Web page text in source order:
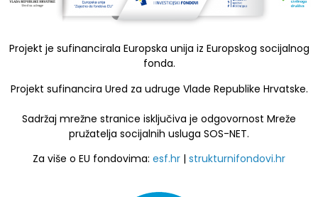
Projekt je sufinancirala Europska unija iz Europskog socijalnog
fonda.
Projekt sufinancira Ured za udruge Vlade Republike Hrvatske.
Sadržaj mrežne stranice isključiva je odgovornost Mreže
pružatelja socijalnih usluga SOS-NET.
Za više o EU fondovima: esf.hr | strukturnifondovi.hr